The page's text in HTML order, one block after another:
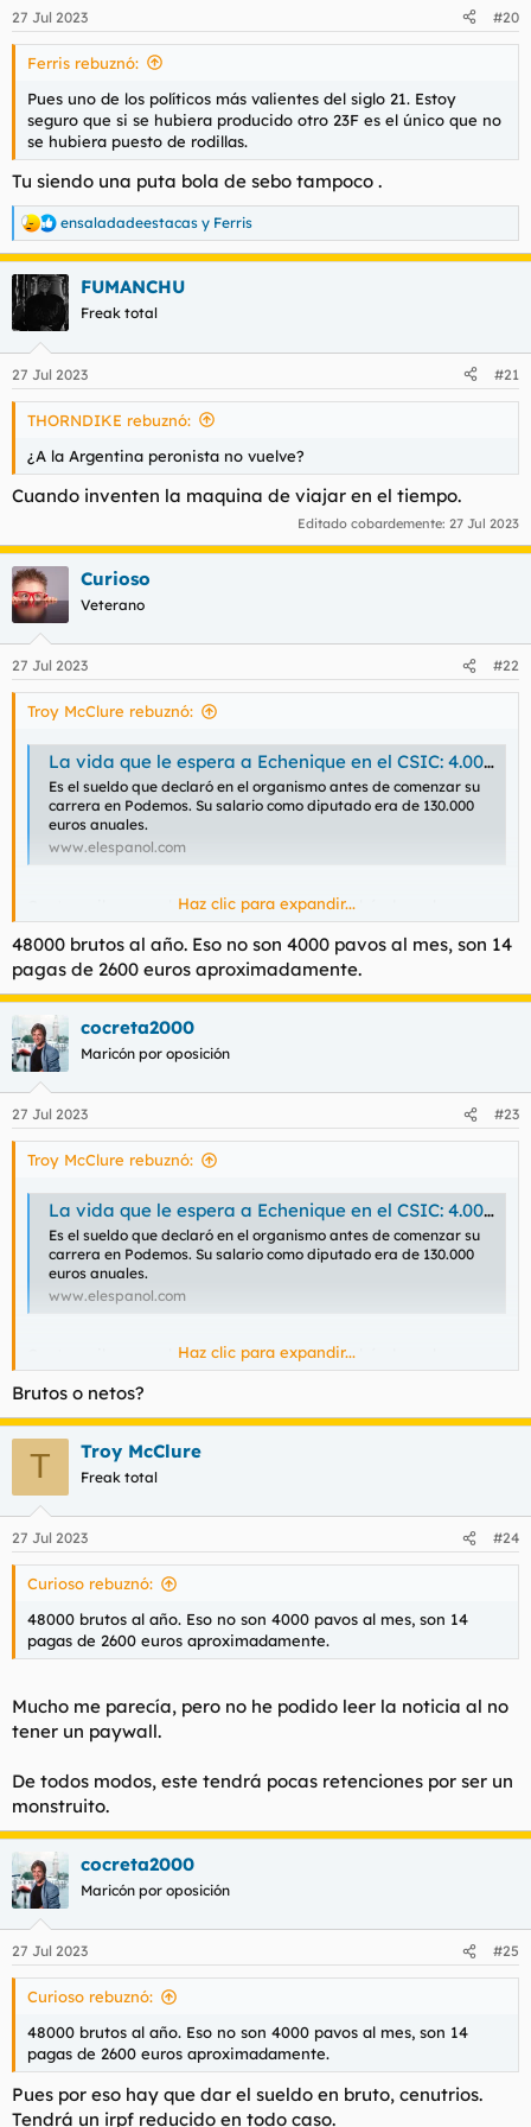
e
s
27 Jul 2023 #20
Ferris rebuznó:
Pues uno de los políticos más valientes del siglo 21. Estoy
seguro que si se hubiera producido otro 23F es el único que no
se hubiera puesto de rodillas.
Tu siendo una puta bola de sebo tampoco .
R
e
a
c
c
e
s
ensaladadeestacas y Ferris
FUMANCHU
Freak total
27 Jul 2023 #21
THORNDIKE rebuznó:
¿A la Argentina peronista no vuelve?
Cuando inventen la maquina de viajar en el tiempo.
Editado cobardemente: 27 Jul 2023
Curioso
Veterano
27 Jul 2023 #22
Troy McClure rebuznó:
La vida que le espera a Echenique en el CSIC: 4.000 euros al mes por investigar Física Molecular
Es el sueldo que declaró en el organismo antes de comenzar su
carrera en Podemos. Su salario como diputado era de 130.000
euros anuales.
www.elespanol.com
Cuatro mil pavos al mes y supongo que tendrá plaza de
aparcamiento para el remolque.
Haz clic para expandir...
48000 brutos al año. Eso no son 4000 pavos al mes, son 14
pagas de 2600 euros aproximadamente.
cocreta2000
Maricón por oposición
27 Jul 2023 #23
Troy McClure rebuznó:
La vida que le espera a Echenique en el CSIC: 4.000 euros al mes por investigar Física Molecular
Es el sueldo que declaró en el organismo antes de comenzar su
carrera en Podemos. Su salario como diputado era de 130.000
euros anuales.
www.elespanol.com
Cuatro mil pavos al mes y supongo que tendrá plaza de
aparcamiento para el remolque.
Haz clic para expandir...
Brutos o netos?
T Troy McClure
Freak total
27 Jul 2023 #24
Curioso rebuznó:
48000 brutos al año. Eso no son 4000 pavos al mes, son 14
pagas de 2600 euros aproximadamente.
Mucho me parecía, pero no he podido leer la noticia al no
tener un paywall.
De todos modos, este tendrá pocas retenciones por ser un
monstruito.
cocreta2000
Maricón por oposición
27 Jul 2023 #25
Curioso rebuznó:
48000 brutos al año. Eso no son 4000 pavos al mes, son 14
pagas de 2600 euros aproximadamente.
Pues por eso hay que dar el sueldo en bruto, cenutrios.
Tendrá un irpf reducido en todo caso.